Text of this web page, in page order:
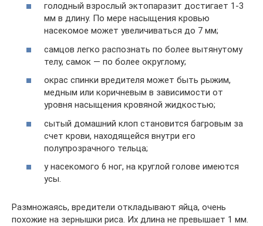
голодный взрослый эктопаразит достигает 1-3
мм в длину. По мере насыщения кровью
насекомое может увеличиваться до 7 мм;
самцов легко распознать по более вытянутому
телу, самок — по более округлому;
окрас спинки вредителя может быть рыжим,
медным или коричневым в зависимости от
уровня насыщения кровяной жидкостью;
сытый домашний клоп становится багровым за
счет крови, находящейся внутри его
полупрозрачного тельца;
у насекомого 6 ног, на круглой голове имеются
усы.
Размножаясь, вредители откладывают яйца, очень
похожие на зернышки риса. Их длина не превышает 1 мм.